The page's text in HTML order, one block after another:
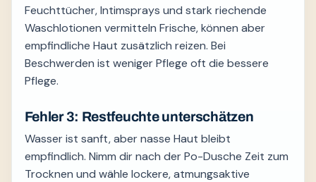
Feuchttücher, Intimsprays und stark riechende
Waschlotionen vermitteln Frische, können aber
empfindliche Haut zusätzlich reizen. Bei
Beschwerden ist weniger Pflege oft die bessere
Pflege.
Fehler 3: Restfeuchte unterschätzen
Wasser ist sanft, aber nasse Haut bleibt
empfindlich. Nimm dir nach der Po-Dusche Zeit zum
Trocknen und wähle lockere, atmungsaktive